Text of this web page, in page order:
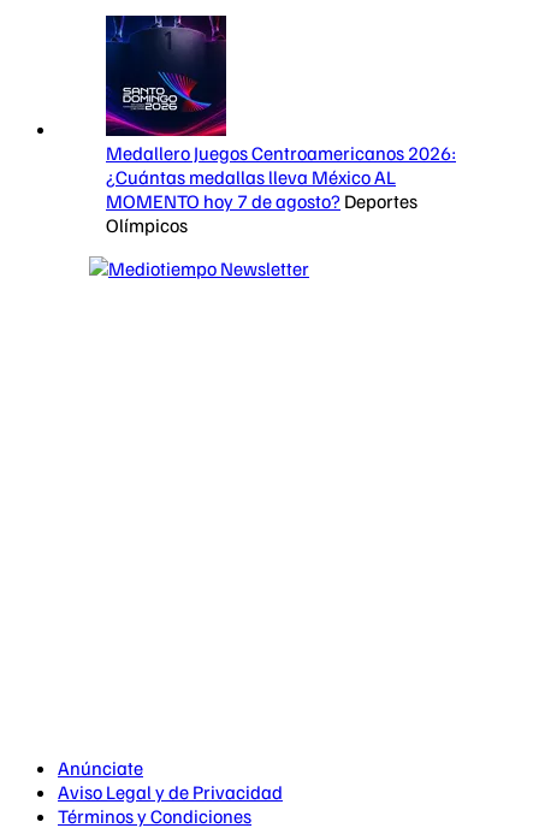
Medallero Juegos Centroamericanos 2026:
¿Cuántas medallas lleva México AL
MOMENTO hoy 7 de agosto? Deportes
Olímpicos
Anúnciate
Aviso Legal y de Privacidad
Términos y Condiciones